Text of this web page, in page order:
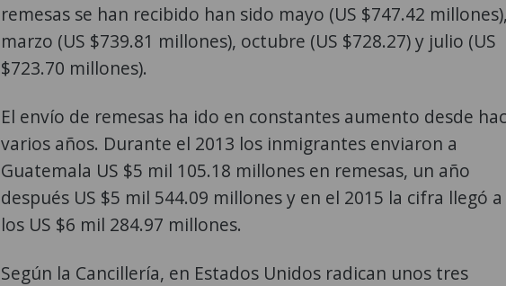
remesas se han recibido han sido mayo (US $747.42
marzo (US $739.81 millones), octubre (US $728.27) y julio (US
$723.70 millones).
El envío de remesas ha ido en constantes aumento desde
varios años. Durante el 2013 los inmigrantes enviaron a
Guatemala US $5 mil 105.18 millones en remesas, un año
después US $5 mil 544.09 millones y en el 2015 la cifra llegó a
los US $6 mil 284.97 millones.
Según la Cancillería, en Estados Unidos radican unos tres